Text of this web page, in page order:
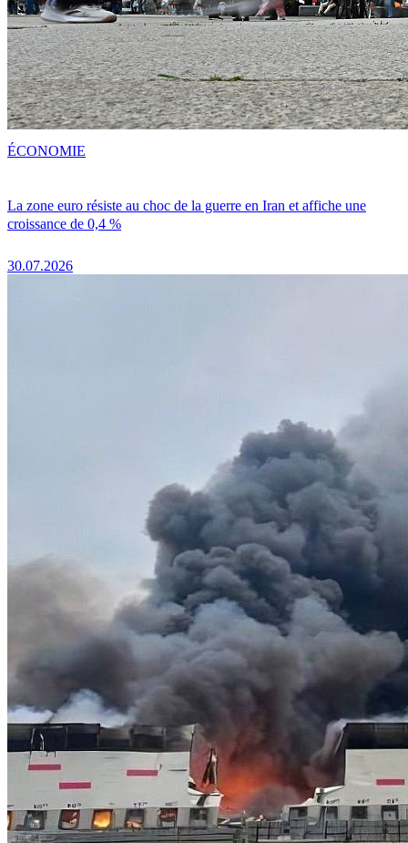
La zone euro résiste au choc de la guerre en Iran et affiche une
croissance de 0,4 %
30.07.2026
ÉCONOMIE